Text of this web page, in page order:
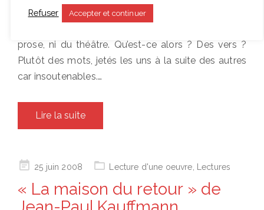
Poésie avons-nous dit ? Parce que la collection y a
prose, ni du théâtre. Qu’est-ce alors ? Des vers ?
Plutôt des mots, jetés les uns à la suite des autres
car insoutenables.…
Lire la suite
Posted25 juin 2008 Lecture d'une oeuvre Lectures
« La maison du retour » de
Refuser Accepter et continuer